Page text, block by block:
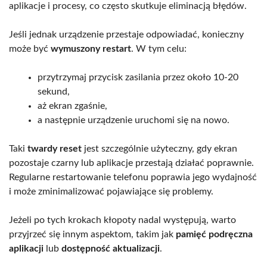
aplikacje i procesy, co często skutkuje eliminacją błędów.
Jeśli jednak urządzenie przestaje odpowiadać, konieczny
może być wymuszony restart. W tym celu:
przytrzymaj przycisk zasilania przez około 10-20
sekund,
aż ekran zgaśnie,
a następnie urządzenie uruchomi się na nowo.
Taki twardy reset jest szczególnie użyteczny, gdy ekran
pozostaje czarny lub aplikacje przestają działać poprawnie.
Regularne restartowanie telefonu poprawia jego wydajność
i może zminimalizować pojawiające się problemy.
Jeżeli po tych krokach kłopoty nadal występują, warto
przyjrzeć się innym aspektom, takim jak pamięć podręczna
aplikacji lub dostępność aktualizacji.